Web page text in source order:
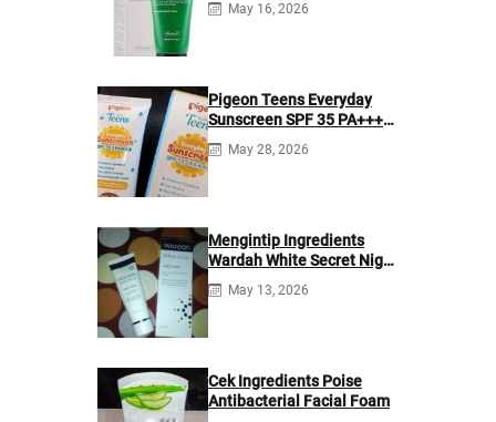
May 16, 2026
Pigeon Teens Everyday
Sunscreen SPF 35 PA+++
Ingredients
May 28, 2026
Mengintip Ingredients
Wardah White Secret Night
Cream
May 13, 2026
Cek Ingredients Poise
Antibacterial Facial Foam